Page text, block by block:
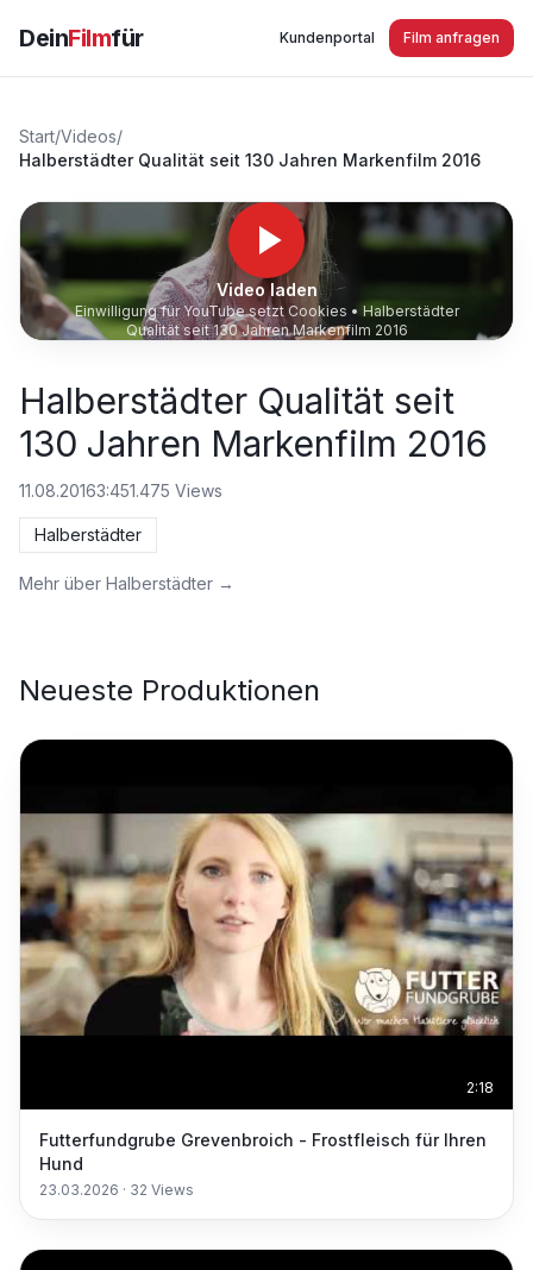
DeinFilmfür Kundenportal Film anfragen
Start/Videos/
Halberstädter Qualität seit 130 Jahren Markenfilm 2016
Video laden
Einwilligung für YouTube setzt Cookies • Halberstädter
Qualität seit 130 Jahren Markenfilm 2016
Halberstädter Qualität seit
130 Jahren Markenfilm 2016
11.08.20163:451.475 Views
Halberstädter
Mehr über Halberstädter →
Neueste Produktionen
2:18
Futterfundgrube Grevenbroich - Frostfleisch für Ihren
Hund
23.03.2026 · 32 Views